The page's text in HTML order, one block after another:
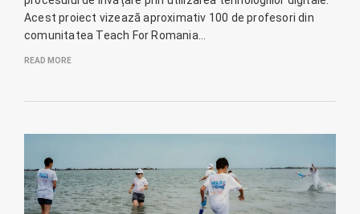
Acest proiect vizează aproximativ 100 de profesori din
comunitatea Teach For Romania…
READ MORE